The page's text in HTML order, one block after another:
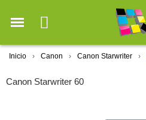
Inicio Canon Canon Starwriter
Canon Starwriter 60